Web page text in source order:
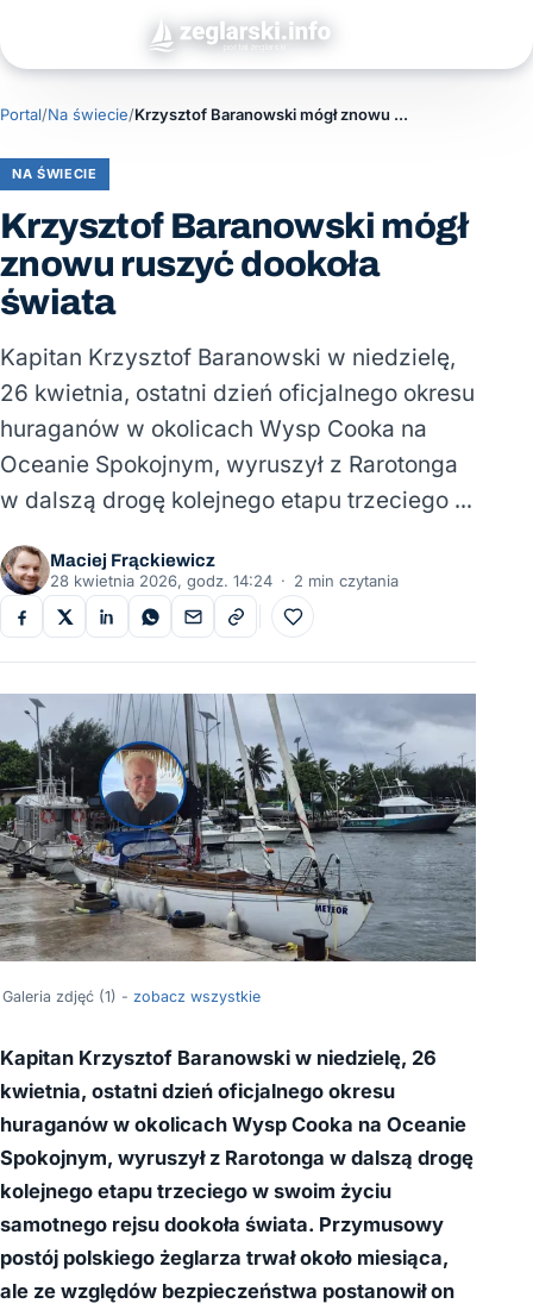
Portal/Na świecie/ Krzysztof Baranowski mógł znowu ruszyć dookoła świata
NA ŚWIECIE
Krzysztof Baranowski mógł
znowu ruszyć dookoła
świata
Kapitan Krzysztof Baranowski w niedzielę,
26 kwietnia, ostatni dzień oficjalnego okresu
huraganów w okolicach Wysp Cooka na
Oceanie Spokojnym, wyruszył z Rarotonga
w dalszą drogę kolejnego etapu trzeciego …
Maciej Frąckiewicz
28 kwietnia 2026, godz. 14:24 · 2 min czytania
Do ulubionych
Galeria zdjęć (1) - zobacz wszystkie
Kapitan Krzysztof Baranowski w niedzielę, 26
kwietnia, ostatni dzień oficjalnego okresu
huraganów w okolicach Wysp Cooka na Oceanie
Spokojnym, wyruszył z Rarotonga w dalszą drogę
kolejnego etapu trzeciego w swoim życiu
samotnego rejsu dookoła świata. Przymusowy
postój polskiego żeglarza trwał około miesiąca,
ale ze względów bezpieczeństwa postanowił on